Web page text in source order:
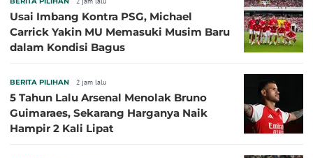
Usai Imbang Kontra PSG, Michael
Carrick Yakin MU Memasuki Musim Baru
dalam Kondisi Bagus
BERITA PILIHAN 2 jam lalu
5 Tahun Lalu Arsenal Menolak Bruno
Guimaraes, Sekarang Harganya Naik
Hampir 2 Kali Lipat